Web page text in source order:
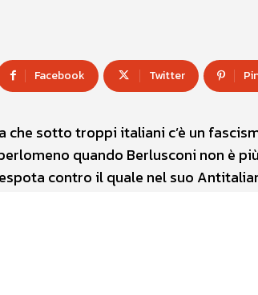
Facebook Twitter
che sotto troppi italiani c’è un
quando Berlusconi non è
contro il quale nel suo